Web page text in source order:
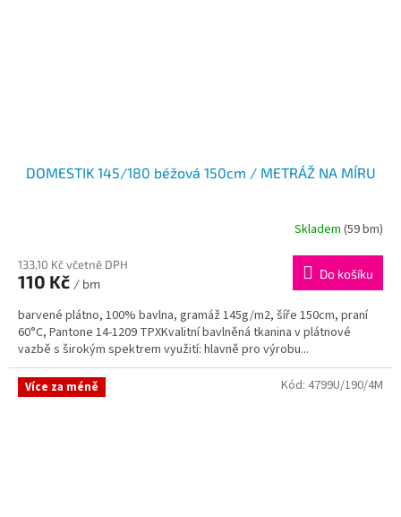
DOMESTIK 145/180 béžová 150cm / METRÁŽ NA MÍRU
Skladem (59 bm)
133,10 Kč včetně DPH
110 Kč / bm
Do košíku
barvené plátno, 100% bavlna, gramáž 145g/m2, šíře 150cm, praní
60°C, Pantone 14-1209 TPXKvalitní bavlněná tkanina v plátnové
vazbě s širokým spektrem využití: hlavně pro výrobu...
Více za méně Kód: 4799U/190/4M